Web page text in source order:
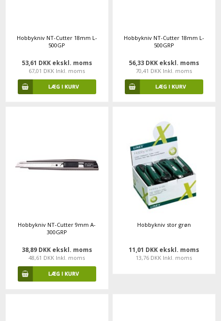
Hobbykniv NT-Cutter 18mm L-
500GP
53,61 DKK ekskl. moms
67,01 DKK Inkl. moms
Hobbykniv NT-Cutter 18mm L-
500GRP
56,33 DKK ekskl. moms
70,41 DKK Inkl. moms
Hobbykniv NT-Cutter 9mm A-
300GRP
38,89 DKK ekskl. moms
48,61 DKK Inkl. moms
Hobbykniv stor grøn
11,01 DKK ekskl. moms
13,76 DKK Inkl. moms